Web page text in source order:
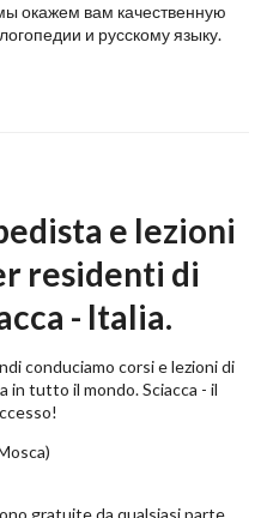
окажем вам качественную
и русскому языку.
e lezioni
residenti di
- Italia.
conduciamo corsi e lezioni di
in tutto il mondo. Sciacca - il